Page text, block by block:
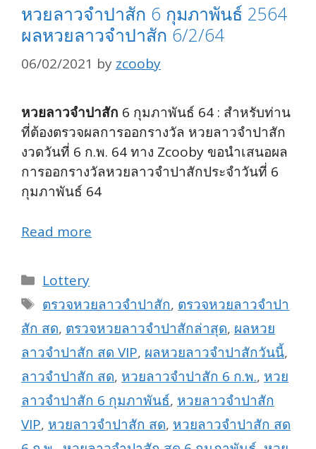
หวยลาวจำปาสัก 6 กุมภาพันธ์ 2564
ผลหวยลาวจำปาสัก 6/2/64
06/02/2021 by zcooby
หวยลาวจำปาสัก 6 กุมภาพันธ์ 64 : สำหรับท่าน
ที่ต้องตรวจผลการออกรางวัล หวยลาวจำปาสัก
งวดวันที่ 6 ก.พ. 64 ทาง Zcooby ขอนำเสนอผล
การออกรางวัลหวยลาวจำปาสักประจำวันที่ 6
กุมภาพันธ์ 64
Read more
Categories
Lottery
Tags
ตรวจหวยลาวจำปาสัก, ตรวจหวยลาวจำปา
สัก สด, ตรวจหวยลาวจำปาสักล่าสุด, ผลหวย
ลาวจำปาสัก สด VIP, ผลหวยลาวจำปาสักวันนี้,
ลาวจำปาสัก สด, หวยลาวจำปาสัก 6 ก.พ., หวย
ลาวจำปาสัก 6 กุมภาพันธ์, หวยลาวจำปาสัก
VIP, หวยลาวจำปาสัก สด, หวยลาวจำปาสัก สด